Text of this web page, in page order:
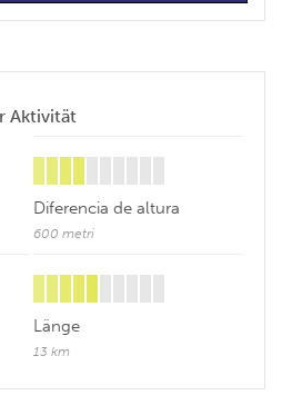
Aktivität
Diferencia de altura
600 metri
Länge
13 km